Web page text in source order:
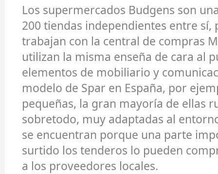
Los supermercados Budgens son
200 tiendas independientes entre sí,
trabajan con la central de compras
utilizan la misma enseña de cara al
elementos de mobiliario y
modelo de Spar en España, por
pequeñas, la gran mayoría de ellas
sobretodo, muy adaptadas al
se encuentran porque una parte
surtido los tenderos lo pueden
a los proveedores locales.